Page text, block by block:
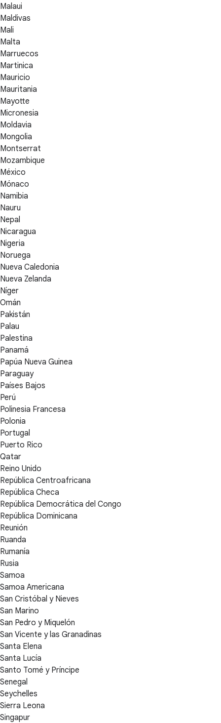
Malaui
Maldivas
Mali
Malta
Marruecos
Martinica
Mauricio
Mauritania
Mayotte
Micronesia
Moldavia
Mongolia
Montserrat
Mozambique
México
Mónaco
Namibia
Nauru
Nepal
Nicaragua
Nigeria
Noruega
Nueva Caledonia
Nueva Zelanda
Níger
Omán
Pakistán
Palau
Palestina
Panamá
Papúa Nueva Guinea
Paraguay
Países Bajos
Perú
Polinesia Francesa
Polonia
Portugal
Puerto Rico
Qatar
Reino Unido
República Centroafricana
República Checa
República Democrática del Congo
República Dominicana
Reunión
Ruanda
Rumanía
Rusia
Samoa
Samoa Americana
San Cristóbal y Nieves
San Marino
San Pedro y Miquelón
San Vicente y las Granadinas
Santa Elena
Santa Lucía
Santo Tomé y Príncipe
Senegal
Seychelles
Sierra Leona
Singapur